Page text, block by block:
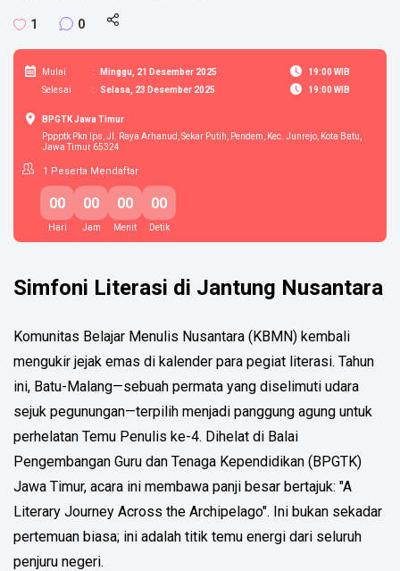
1 0
Mulai : Minggu, 21 Desember 2025
19:00 WIB
Selesai
: Selasa, 23 Desember 2025 19:00 WIB
BPGTK Jawa Timur
Pppptk Pkn Ips, Jl. Raya Arhanud, Sekar Putih, Pendem, Kec. Junrejo, Kota Batu,
Jawa Timur 65324
00 00 00 00
Hari Jam Menit Detik
1 Peserta Mendaftar
Simfoni Literasi di Jantung Nusantara
Komunitas Belajar Menulis Nusantara (KBMN) kembali
mengukir jejak emas di kalender para pegiat literasi. Tahun
ini, Batu-Malang—sebuah permata yang diselimuti udara
sejuk pegunungan—terpilih menjadi panggung agung untuk
perhelatan Temu Penulis ke-4. Dihelat di Balai
Pengembangan Guru dan Tenaga Kependidikan (BPGTK)
Jawa Timur, acara ini membawa panji besar bertajuk: "A
Literary Journey Across the Archipelago". Ini bukan sekadar
pertemuan biasa; ini adalah titik temu energi dari seluruh
penjuru negeri.